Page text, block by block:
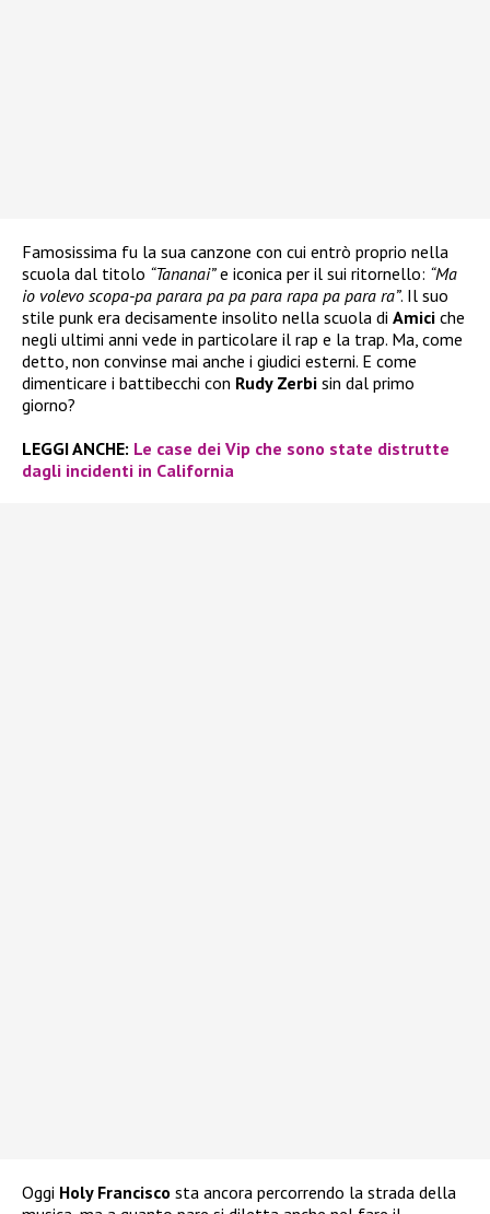
Famosissima fu la sua canzone con cui entrò proprio nella
scuola dal titolo “Tananai”e iconica per il sui ritornello: “Ma
io volevo scopa-pa parara pa pa para rapa pa para ra”. Il suo
stile punk era decisamente insolito nella scuola di Amici che
negli ultimi anni vede in particolare il rap e la trap. Ma, come
detto, non convinse mai anche i giudici esterni. E come
dimenticare i battibecchi con Rudy Zerbi sin dal primo
giorno?
LEGGI ANCHE: Le case dei Vip che sono state distrutte
dagli incidenti in California
Oggi Holy Francisco sta ancora percorrendo la strada della